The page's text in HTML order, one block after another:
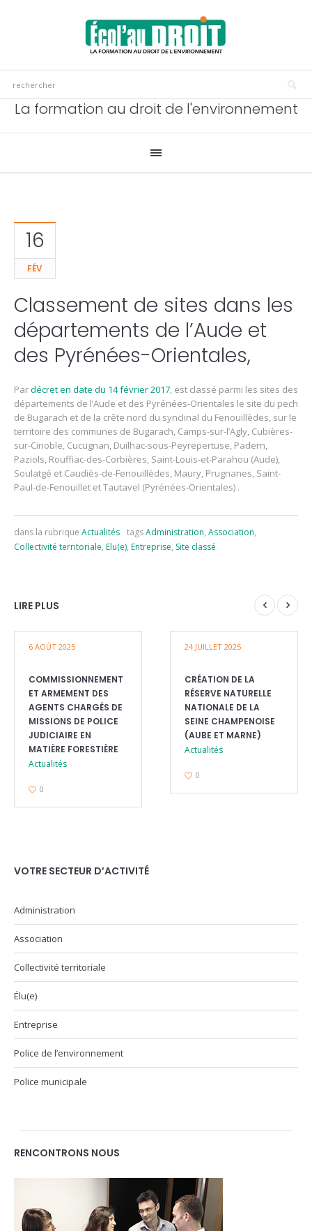
La formation au droit de l'environnement
16
FÉV
Classement de sites dans les
départements de l’Aude et
des Pyrénées-Orientales,
Pardécret en date du 14 février 2017, est classé parmi les sites des
départements de l’Aude et des Pyrénées-Orientales le site du pech
de Bugarach et de la crête nord du synclinal du Fenouillèdes, sur le
territoire des communes de Bugarach, Camps-sur-l’Agly, Cubières-
sur-Cinoble, Cucugnan, Duilhac-sous-Peyrepertuse, Padern,
Paziols, Rouffiac-des-Corbières, Saint-Louis-et-Parahou (Aude),
Soulatgé et Caudiès-de-Fenouillèdes, Maury, Prugnanes, Saint-
Paul-de-Fenouillet et Tautavel (Pyrénées-Orientales) .
dans la rubrique Actualités tagsAdministration, Association,
Collectivité territoriale, Elu(e), Entreprise, Site classé
LIRE PLUS
6 AOÛT 2025
COMMISSIONNEMENT
ET ARMEMENT DES
AGENTS CHARGÉS DE
MISSIONS DE POLICE
JUDICIAIRE EN
MATIÈRE FORESTIÈRE
Actualités
0
24 JUILLET 2025
CRÉATION DE LA
RÉSERVE NATURELLE
NATIONALE DE LA
SEINE CHAMPENOISE
(AUBE ET MARNE)
Actualités
0
VOTRE SECTEUR D’ACTIVITÉ
Administration
Association
Collectivité territoriale
Élu(e)
Entreprise
Police de l’environnement
Police municipale
RENCONTRONS NOUS